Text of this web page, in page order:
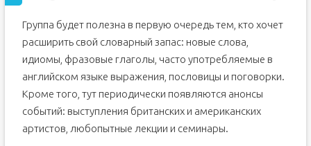
Группа будет полезна в первую очередь тем, кто хочет
расширить свой словарный запас: новые слова,
идиомы, фразовые глаголы, часто употребляемые в
английском языке выражения, пословицы и поговорки.
Кроме того, тут периодически появляются анонсы
событий: выступления британских и американских
артистов, любопытные лекции и семинары.